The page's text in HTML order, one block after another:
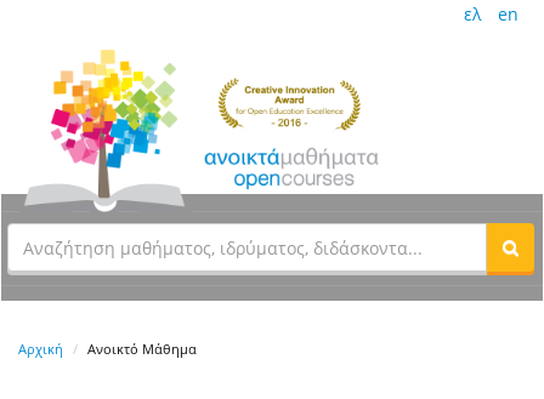
ελ en
Αρχική Ανοικτό Μάθημα